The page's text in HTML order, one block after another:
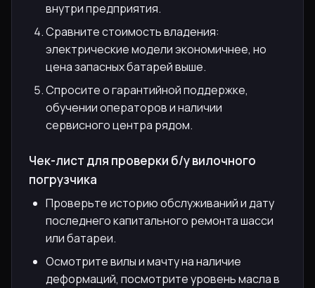
внутри предприятия.
Сравните стоимость владения:
электрические модели экономичнее, но
цена запасных батарей выше.
Спросите о гарантийной поддержке,
обучении операторов и наличии
сервисного центра рядом.
Чек-лист для проверки б/у вилочного
погрузчика
Проверьте историю обслуживаний и дату
последнего капитального ремонта шасси
или батареи.
Осмотрите вилы и мачту на наличие
деформаций, посмотрите уровень масла в